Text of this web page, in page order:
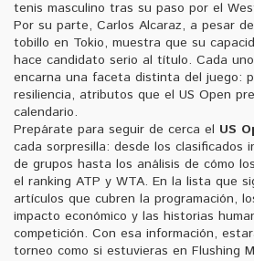
tenis masculino tras su paso por el
Por su parte, Carlos Alcaraz, a pesar
tobillo en Tokio, muestra que su
hace candidato serio al título. Cada
encarna una faceta distinta del juego:
resiliencia, atributos que el US Open
calendario.
Prepárate para seguir de cerca el US
cada sorpresilla: desde los clasificados
de grupos hasta los análisis de cómo
el ranking ATP y WTA. En la lista que
artículos que cubren la programación,
impacto económico y las historias
competición. Con esa información,
torneo como si estuvieras en Flushing